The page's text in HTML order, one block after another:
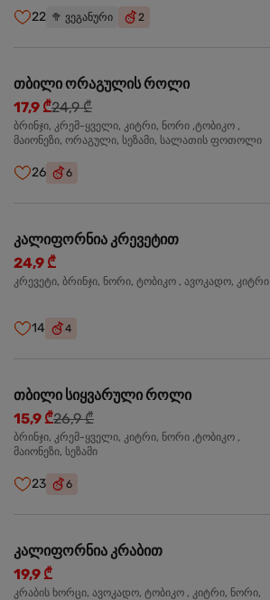
22 🥦 ვეგანური 2
თბილი ორაგულის როლი
17,9 ₾24,9 ₾
ბრინჯი, კრემ-ყველი, კიტრი, ნორი ,ტობიკო ,
მაიონეზი, ორაგული, სეზამი, სალათის ფოთოლი
26 6
კალიფორნია კრევეტით
24,9 ₾
კრევეტი, ბრინჯი, ნორი, ტობიკო , ავოკადო, კიტრი
14 4
თბილი სიყვარული როლი
15,9 ₾26,9 ₾
ბრინჯი, კრემ-ყველი, კიტრი, ნორი ,ტობიკო ,
მაიონეზი, სეზამი
23 6
კალიფორნია კრაბით
19,9 ₾
კრაბის ხორცი, ავოკადო, ტობიკო , კიტრი, ნორი,